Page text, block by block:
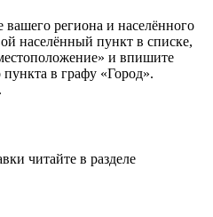
региона и населённого
населённый пункт в списке,
и впишите
пункта в графу «Город».
читайте в разделе